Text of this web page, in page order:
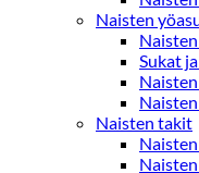
Naisten
Sukat
Naisten takit